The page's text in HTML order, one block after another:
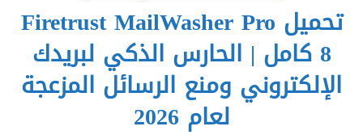
تحميل Firetrust MailWasher Pro
8 كامل | الحارس الذكي لبريدك
الإلكتروني ومنع الرسائل المزعجة
لعام 2026